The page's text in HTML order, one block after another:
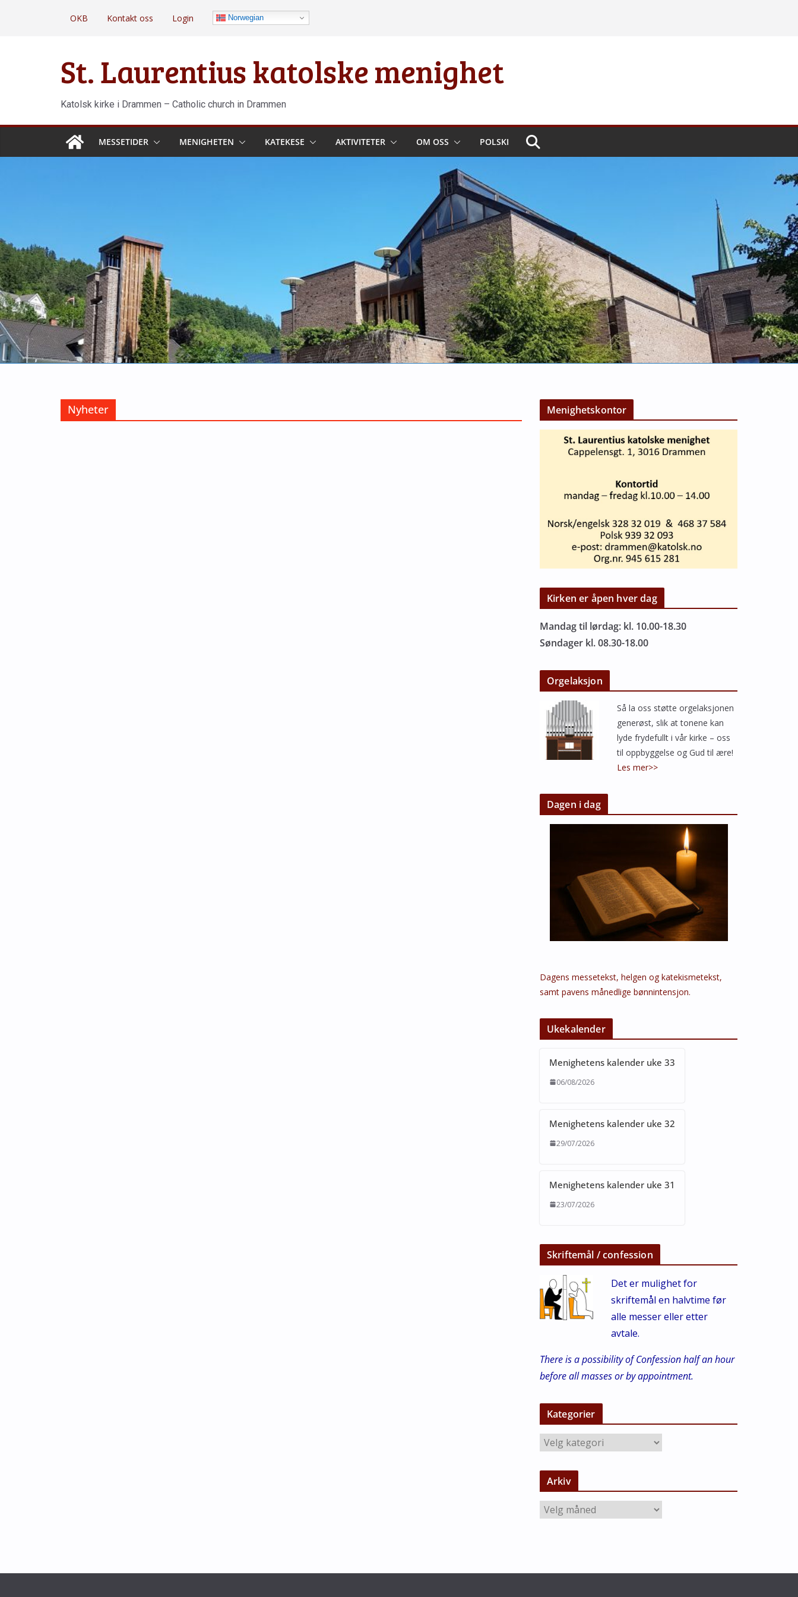
OKB Kontakt oss Login Norwegian
St. Laurentius katolske menighet
Katolsk kirke i Drammen – Catholic church in Drammen
MESSETIDER MENIGHETEN KATEKESE AKTIVITETER OM OSS POLSKI
Nyheter Menighetskontor
Kirken er åpen hver dag
Mandag til lørdag: kl. 10.00-18.30
Søndager kl. 08.30-18.00
Orgelaksjon
Så la oss støtte orgelaksjonen
generøst, slik at tonene kan
lyde frydefullt i vår kirke – oss
til oppbyggelse og Gud til ære!
Les mer>>
Dagen i dag
Dagens messetekst, helgen og katekismetekst,
samt pavens månedlige bønnintensjon.
Ukekalender
Menighetens kalender uke 33
06/08/2026
Menighetens kalender uke 32
29/07/2026
Menighetens kalender uke 31
23/07/2026
Skriftemål / confession
Det er mulighet for
skriftemål en halvtime før
alle messer eller etter
avtale.
There is a possibility of Confession half an hour
before all masses or by appointment.
Kategorier
K
a
t
g
r
Arkiv
A
r